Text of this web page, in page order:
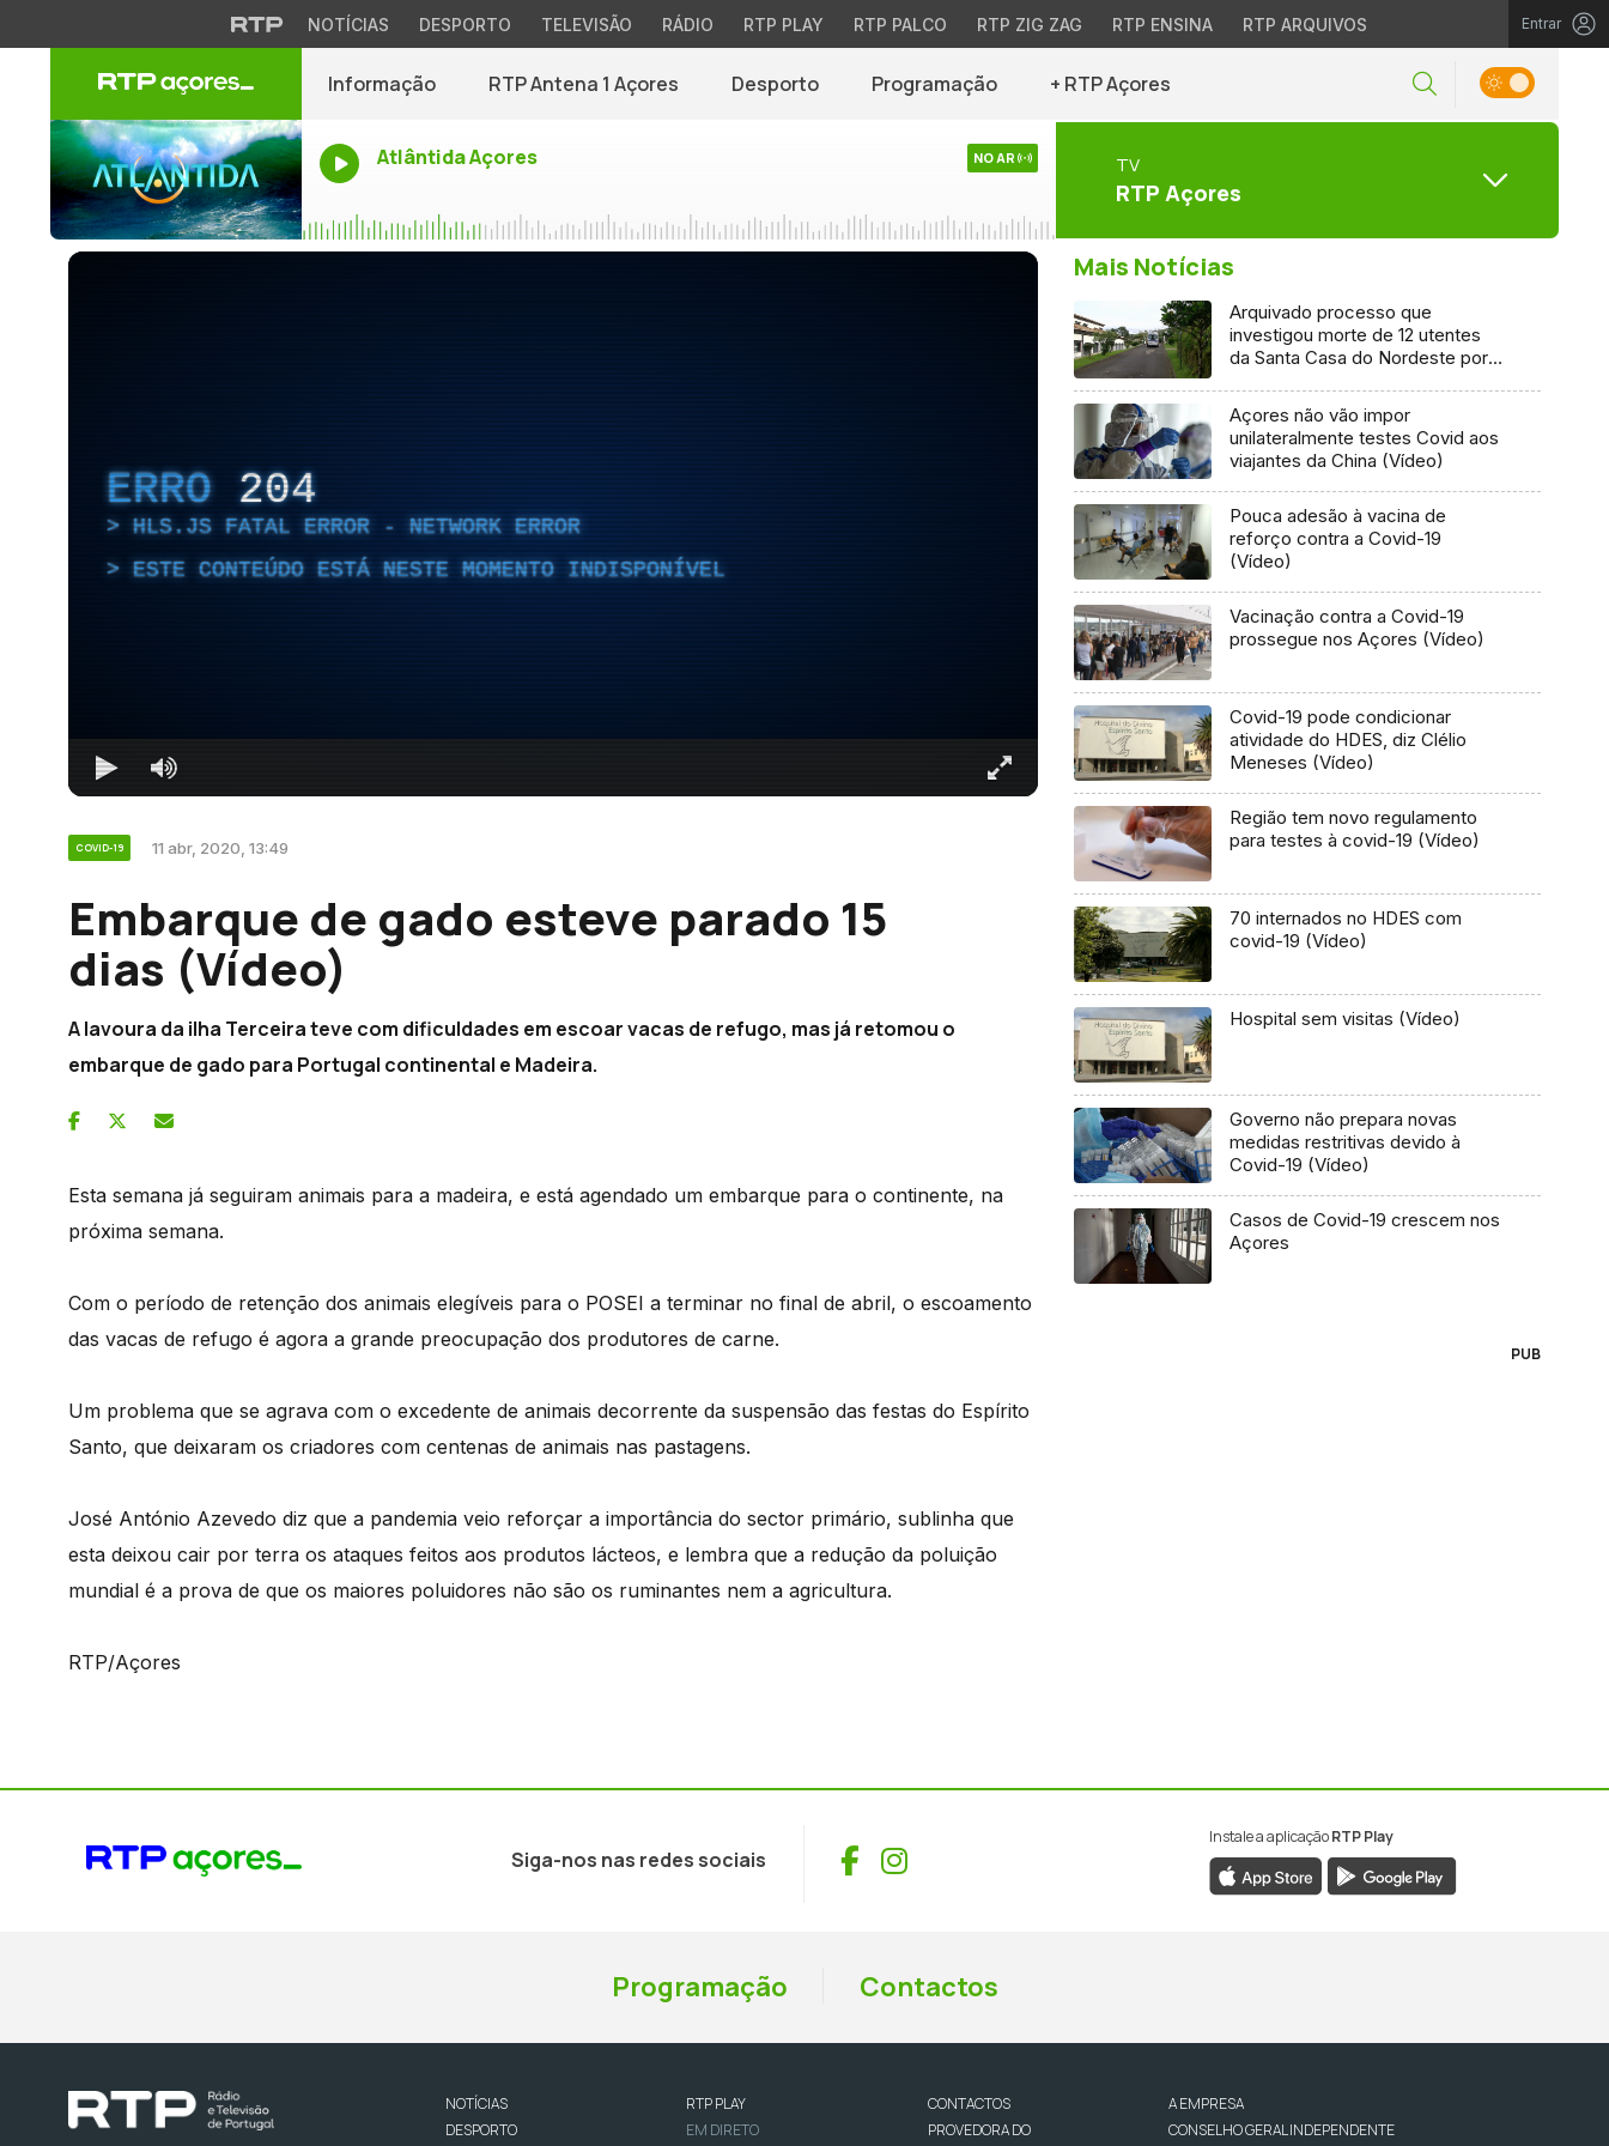
NOTÍCIAS DESPORTO TELEVISÃO RÁDIO RTP PLAY RTP PALCO RTP ZIG ZAG RTP ENSINA RTP ARQUIVOS Entrar
Informação RTP Antena 1 Açores Desporto Programação + RTP Açores
Atlântida Açores NO AR TV
RTP Açores
ERRO 204
HLS.JS FATAL ERROR - NETWORK ERROR
ESTE CONTEÚDO ESTÁ NESTE MOMENTO INDISPONÍVEL
COVID-19 11 abr, 2020, 13:49
Embarque de gado esteve parado 15
dias (Vídeo)
A lavoura da ilha Terceira teve com dificuldades em escoar vacas de refugo, mas já retomou o
embarque de gado para Portugal continental e Madeira.
Esta semana já seguiram animais para a madeira, e está agendado um embarque para o continente, na
próxima semana.
Com o período de retenção dos animais elegíveis para o POSEI a terminar no final de abril, o escoamento
das vacas de refugo é agora a grande preocupação dos produtores de carne.
Um problema que se agrava com o excedente de animais decorrente da suspensão das festas do Espírito
Santo, que deixaram os criadores com centenas de animais nas pastagens.
José António Azevedo diz que a pandemia veio reforçar a importância do sector primário, sublinha que
esta deixou cair por terra os ataques feitos aos produtos lácteos, e lembra que a redução da poluição
mundial é a prova de que os maiores poluidores não são os ruminantes nem a agricultura.
RTP/Açores
Mais Notícias
Arquivado processo que
investigou morte de 12 utentes
da Santa Casa do Nordeste por
Açores não vão impor
unilateralmente testes Covid aos
viajantes da China (Vídeo)
Pouca adesão à vacina de
reforço contra a Covid-19
(Vídeo)
Vacinação contra a Covid-19
prossegue nos Açores (Vídeo)
Covid-19 pode condicionar
atividade do HDES, diz Clélio
Meneses (Vídeo)
Região tem novo regulamento
para testes à covid-19 (Vídeo)
70 internados no HDES com
covid-19 (Vídeo)
Hospital sem visitas (Vídeo)
Governo não prepara novas
medidas restritivas devido à
Covid-19 (Vídeo)
Casos de Covid-19 crescem nos
Açores
PUB
Siga-nos nas redes sociais Facebook
Instagram
Instale a aplicaçãoRTP Play
Programação Contactos
NOTÍCIAS
DESPORTO
RTP PLAY
EM DIRETO
CONTACTOS
PROVEDORA DO
A EMPRESA
CONSELHO GERAL INDEPENDENTE